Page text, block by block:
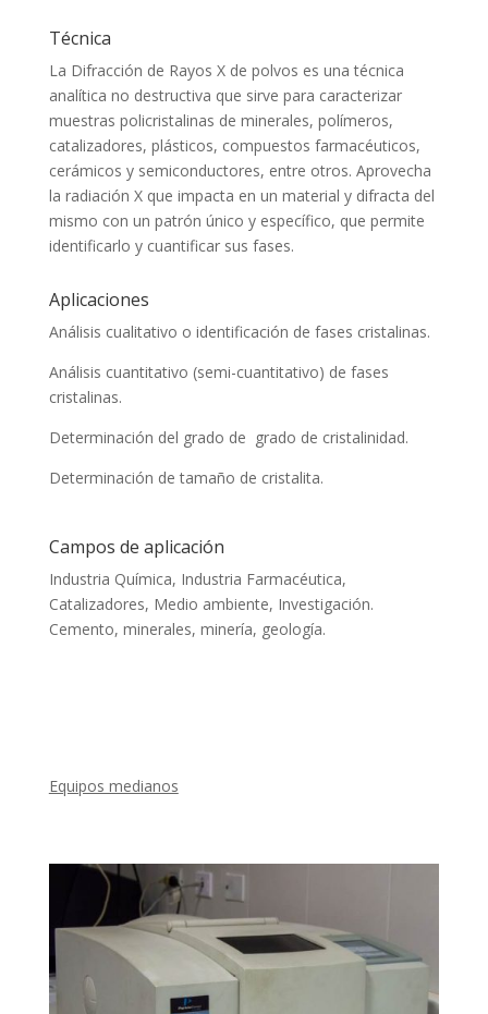
Técnica
La Difracción de Rayos X de polvos es una técnica
analítica no destructiva que sirve para caracterizar
muestras policristalinas de minerales, polímeros,
catalizadores, plásticos, compuestos farmacéuticos,
cerámicos y semiconductores, entre otros. Aprovecha
la radiación X que impacta en un material y difracta del
mismo con un patrón único y específico, que permite
identificarlo y cuantificar sus fases.
Aplicaciones
Análisis cualitativo o identificación de fases cristalinas.
Análisis cuantitativo (semi-cuantitativo) de fases
cristalinas.
Determinación del grado de grado de cristalinidad.
Determinación de tamaño de cristalita.
Campos de aplicación
Industria Química, Industria Farmacéutica,
Catalizadores, Medio ambiente, Investigación.
Cemento, minerales, minería, geología.
Equipos medianos